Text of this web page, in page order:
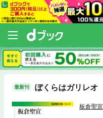
最新刊 ぼくらはガリレオ
板倉聖宣